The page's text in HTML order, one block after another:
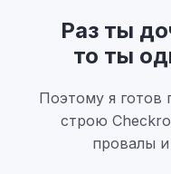
Раз ты
то ты
Поэтому я готов
строю
провалы